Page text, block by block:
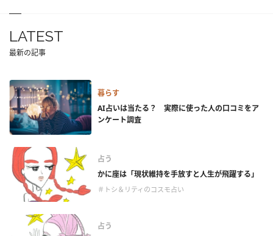
LATEST
最新の記事
暮らす
AI占いは当たる？ 実際に使った人の口コミをア
ンケート調査
占う
かに座は「現状維持を手放すと人生が飛躍する」
＃トシ＆リティのコスモ占い
占う